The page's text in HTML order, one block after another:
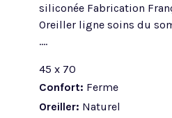
siliconée Fabrication
Oreiller ligne soins du
....
45 x 70
Confort: Ferme
Oreiller: Naturel